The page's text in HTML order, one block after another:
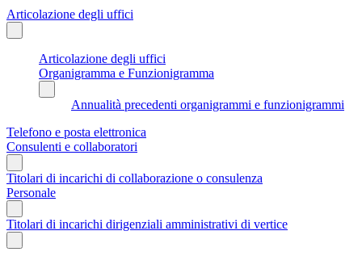
Articolazione degli uffici
Articolazione degli uffici
Organigramma e Funzionigramma
Annualità precedenti organigrammi e funzionigrammi
Telefono e posta elettronica
Consulenti e collaboratori
Titolari di incarichi di collaborazione o consulenza
Personale
Titolari di incarichi dirigenziali amministrativi di vertice